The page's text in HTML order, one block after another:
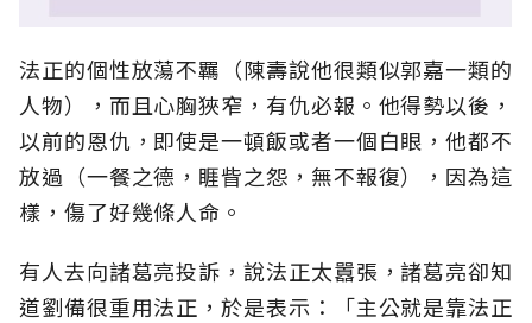
法正的個性放蕩不羈（陳壽說他很類似郭嘉一類的
人物），而且心胸狹窄，有仇必報。他得勢以後，
以前的恩仇，即使是一頓飯或者一個白眼，他都不
放過（一餐之德，睚眥之怨，無不報復），因為這
樣，傷了好幾條人命。
有人去向諸葛亮投訴，說法正太囂張，諸葛亮卻知
道劉備很重用法正，於是表示：「主公就是靠法正